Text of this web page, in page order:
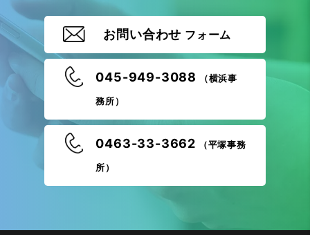
お問い合わせ フォーム
045-949-3088 （横浜事
務所）
0463-33-3662 （平塚事務
所）